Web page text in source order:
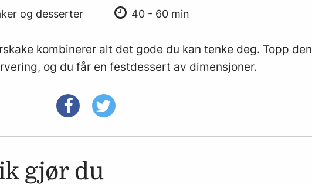
og desserter 40 - 60 min
kombinerer alt det gode du kan tenke deg. Topp den
og du får en festdessert av dimensjoner.
gjør du